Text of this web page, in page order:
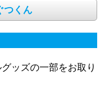
つくん
ッズの一部をお取り